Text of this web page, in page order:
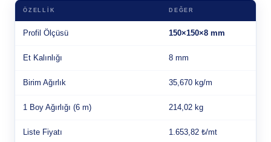
ÖZELLIK DEĞER
Profil Ölçüsü 150×150×8 mm
Et Kalınlığı 8 mm
Birim Ağırlık 35,670 kg/m
1 Boy Ağırlığı (6 m) 214,02 kg
Liste Fiyatı 1.653,82 ₺/mt